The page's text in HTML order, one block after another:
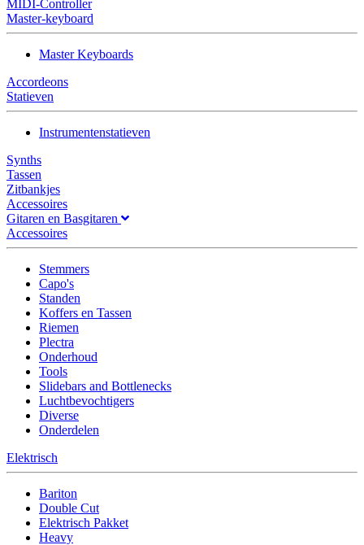
MIDI-Controller
Master-keyboard
Master Keyboards
Accordeons
Statieven
Instrumentenstatieven
Synths
Tassen
Zitbankjes
Accessoires
Gitaren en Basgitaren
Accessoires
Stemmers
Capo's
Standen
Koffers en Tassen
Riemen
Plectra
Onderhoud
Tools
Slidebars and Bottlenecks
Luchtbevochtigers
Diverse
Onderdelen
Elektrisch
Bariton
Double Cut
Elektrisch Pakket
Heavy